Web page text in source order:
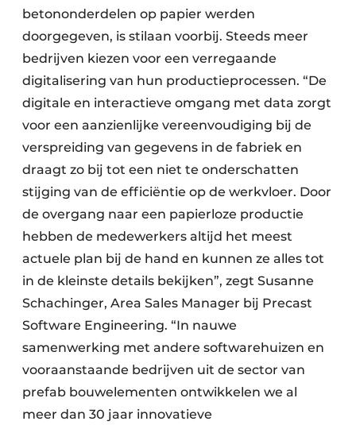
betononderdelen op papier werden
doorgegeven, is stilaan voorbij. Steeds meer
bedrijven kiezen voor een verregaande
digitalisering van hun productieprocessen. “De
digitale en interactieve omgang met data zorgt
voor een aanzienlijke vereenvoudiging bij de
verspreiding van gegevens in de fabriek en
draagt zo bij tot een niet te onderschatten
stijging van de efficiëntie op de werkvloer. Door
de overgang naar een papierloze productie
hebben de medewerkers altijd het meest
actuele plan bij de hand en kunnen ze alles tot
in de kleinste details bekijken”, zegt Susanne
Schachinger, Area Sales Manager bij Precast
Software Engineering. “In nauwe
samenwerking met andere softwarehuizen en
vooraanstaande bedrijven uit de sector van
prefab bouwelementen ontwikkelen we al
meer dan 30 jaar innovatieve